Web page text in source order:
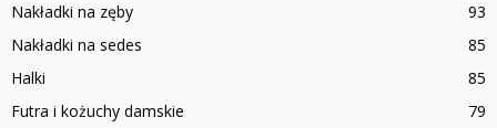
Nakładki na zęby
93
Nakładki na sedes
85
Halki
85
Futra i kożuchy damskie
79